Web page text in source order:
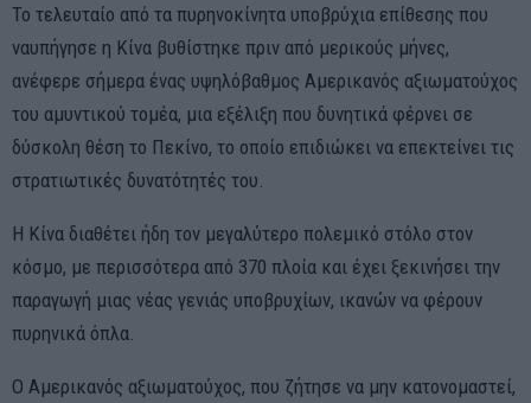
Το τελευταίο από τα πυρηνοκίνητα υποβρύχια επίθεσης που
ναυπήγησε η Κίνα βυθίστηκε πριν από μερικούς μήνες,
ανέφερε σήμερα ένας υψηλόβαθμος Αμερικανός αξιωματούχος
του αμυντικού τομέα, μια εξέλιξη που δυνητικά φέρνει σε
δύσκολη θέση το Πεκίνο, το οποίο επιδιώκει να επεκτείνει τις
στρατιωτικές δυνατότητές του.
Η Κίνα διαθέτει ήδη τον μεγαλύτερο πολεμικό στόλο στον
κόσμο, με περισσότερα από 370 πλοία και έχει ξεκινήσει την
παραγωγή μιας νέας γενιάς υποβρυχίων, ικανών να φέρουν
πυρηνικά όπλα.
Ο Αμερικανός αξιωματούχος, που ζήτησε να μην κατονομαστεί,